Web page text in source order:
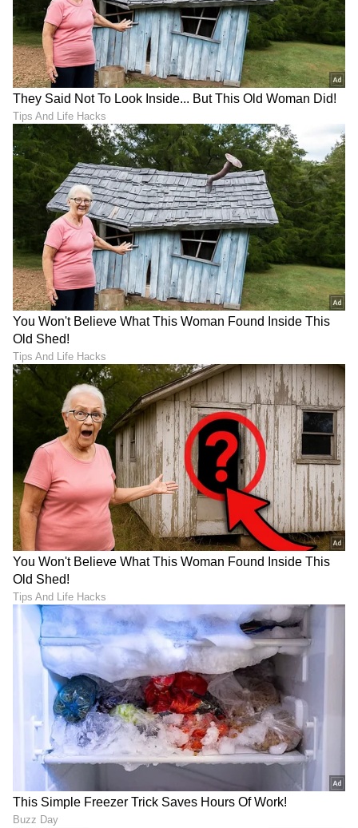
DOWNLOAD APP
RECOMMENDED STORIES
ಬಾಲಯ್ಯ ಜಾತಕದಲ್ಲಿದೆ ದೊಡ್ಡ
ಗಂಡಾಂತರ: ಭಾನುವಾರ ಆ
ಬಣ್ಣದ ಬಟ್ಟೆ ಮುಟ್ಟೋದೇ ಇಲ್ವಂತೆ!
ಪವನ್ ಕಲ್ಯಾಣ್‌ರನ್ನು ನೋಡಿ
ಭಾವುಕರಾದ ಚಿರಂಜೀವಿ:
‘ಮೆಗಾ158’ ಮುಹೂರ್ತದಲ್ಲಿ
ಏನಾಯ್ತು?
ಹಾಲಿವುಡ್‌ನಲ್ಲಿ ಮತ್ತೆ ಅರ್ನಾಲ್ಡ್
ಆ್ಯಕ್ಷನ್: ‘ಕಿಂಗ್ ಕೋನಾನ್’ ಬಗ್ಗೆ
ಹೊರಬಿದ್ದ ರಹಸ್ಯವೇನು?
ಕಾವ್ಯಾ ಮಾರನ್-ಅನಿರುದ್ಧ್
ರವಿಚಂದರ್ ಕಲ್ಯಾಣ ಫಿಕ್ಸ್.. ಸನ್‌
ರೈಸರ್ಸ್‌ ಹೈದರಾಬಾದ್ ಓನರ್-‌
ಮ್ಯೂಸಿಕ್ ಡೈರೆಕ್ಟರ್‌ 'ಏನಿಲ್ಲ'
ಅಂದಿದ್ದು ಸುಳ್ಳು?
LATEST VIDEOS
"ರಾಜಕೀಯ ಬೇಡ, ಸಿನಿಮಾನೇ ಪ್ರಾಣ":
ಕನಕೋತ್ಸವದಲ್ಲಿ ರಿಷಬ್ ಶೆಟ್ಟಿ | Rishab
Shetty speech | Suvarna News
ಶೇ.50 ರಿಂದ ಶೇ.18 ಕ್ಕೆ TAX ಇಳಿಕೆ: ಮೋದಿ-
ಟ್ರಂಪ್ ಐತಿಹಾಸಿಕ ಒಪ್ಪಂದ | India US
Trade Deal | Party Rounds